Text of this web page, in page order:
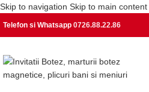
Skip to navigation Skip to main content
Telefon si Whatsapp 0726.88.22.86